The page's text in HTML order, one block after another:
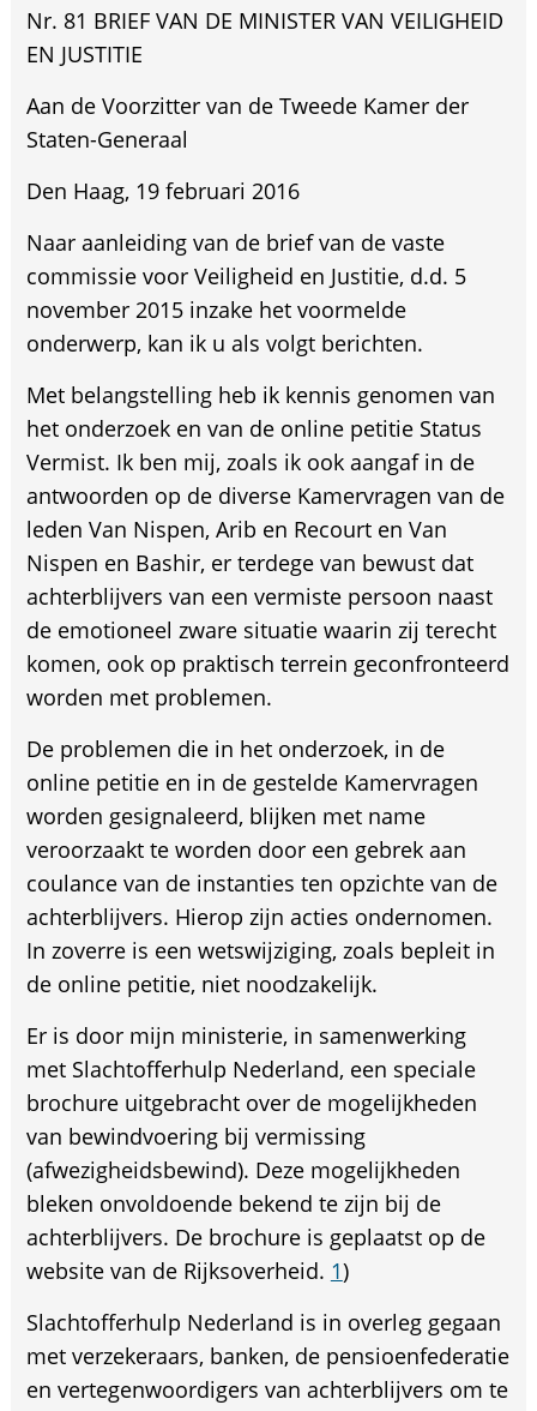
Nr. 81 BRIEF VAN DE MINISTER VAN VEILIGHEID
EN JUSTITIE
Aan de Voorzitter van de Tweede Kamer der
Staten-Generaal
Den Haag, 19 februari 2016
Naar aanleiding van de brief van de vaste
commissie voor Veiligheid en Justitie, d.d. 5
november 2015 inzake het voormelde
onderwerp, kan ik u als volgt berichten.
Met belangstelling heb ik kennis genomen van
het onderzoek en van de online petitie Status
Vermist. Ik ben mij, zoals ik ook aangaf in de
antwoorden op de diverse Kamervragen van de
leden Van Nispen, Arib en Recourt en Van
Nispen en Bashir, er terdege van bewust dat
achterblijvers van een vermiste persoon naast
de emotioneel zware situatie waarin zij terecht
komen, ook op praktisch terrein geconfronteerd
worden met problemen.
De problemen die in het onderzoek, in de
online petitie en in de gestelde Kamervragen
worden gesignaleerd, blijken met name
veroorzaakt te worden door een gebrek aan
coulance van de instanties ten opzichte van de
achterblijvers. Hierop zijn acties ondernomen.
In zoverre is een wetswijziging, zoals bepleit in
de online petitie, niet noodzakelijk.
Er is door mijn ministerie, in samenwerking
met Slachtofferhulp Nederland, een speciale
brochure uitgebracht over de mogelijkheden
van bewindvoering bij vermissing
(afwezigheidsbewind). Deze mogelijkheden
bleken onvoldoende bekend te zijn bij de
achterblijvers. De brochure is geplaatst op de
website van de Rijksoverheid. 1)
Slachtofferhulp Nederland is in overleg gegaan
met verzekeraars, banken, de pensioenfederatie
en vertegenwoordigers van achterblijvers om te